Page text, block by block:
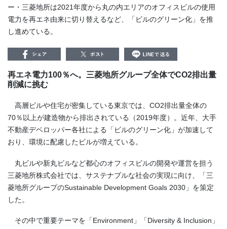
ー・三菱地所は2021年度から丸の内エリアのオフィスビルの使用
電力を再エネ由来に切り替えるなど、「ビルのグリーン化」を推
し進めている。
再エネ電力100％へ。三菱地所グループ全体でCO2排出量
削減に挑む
高層ビルや住宅が密集している東京では、 CO2排出量全体の
70％以上が建造物から排出されている（2019年度）。近年、大手
不動産デベロッパー各社による「ビルのグリーン化」が加速して
おり、環境に配慮したビルが増えている。
丸ビルや新丸ビルなど都心のオフィスビルの開発や運営を担う
三菱地所株式会社では、サステナブルな社会の実現に向け、「三
菱地所グループのSustainable Development Goals 2030 」を策定
した。
その中で重要テーマを「Environment 」「Diversity & Inclusion 」